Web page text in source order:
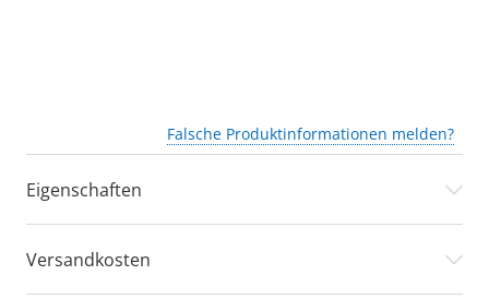
Falsche Produktinformationen melden?
Eigenschaften
Versandkosten